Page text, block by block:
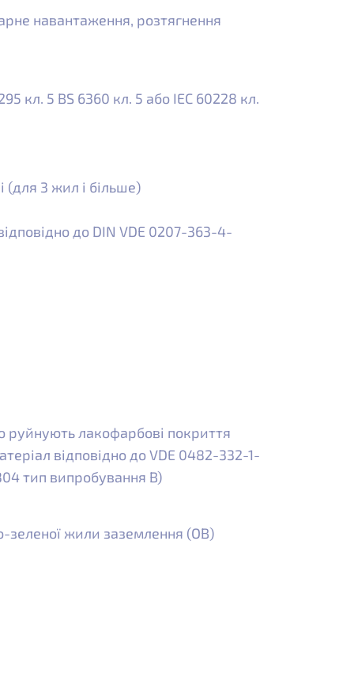
навантаження, розтягнення
кл. 5 BS 6360 кл. 5 або IEC 60228 кл.
3 жил і більше)
до DIN VDE 0207-363-4-
руйнують лакофарбові покриття
відповідно до VDE 0482-332-1-
тип випробування B)
жили заземлення (OB)